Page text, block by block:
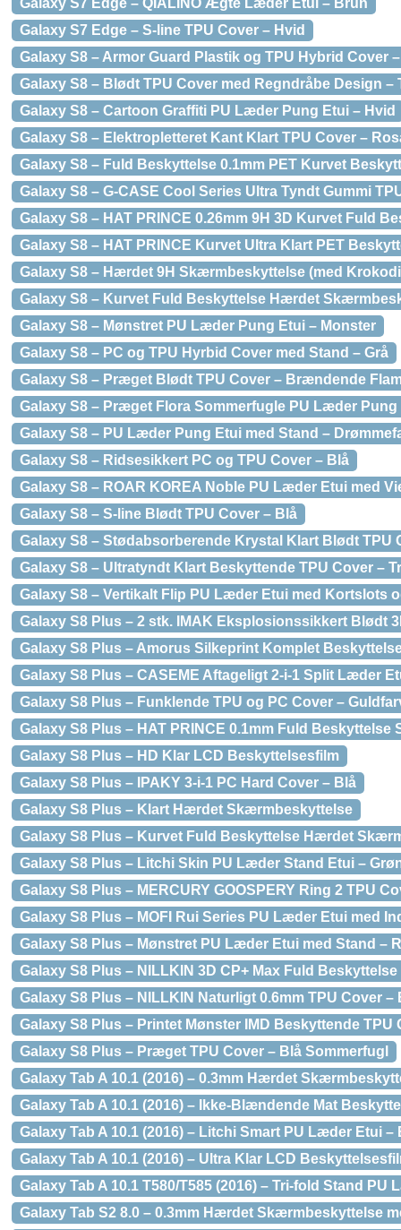
Galaxy S7 Edge – QIALINO Ægte Læder Etui – Brun
Galaxy S7 Edge – S-line TPU Cover – Hvid
Galaxy S8 – Armor Guard Plastik og TPU Hybrid Cover
Galaxy S8 – Blødt TPU Cover med Regndråbe Design –
Galaxy S8 – Cartoon Graffiti PU Læder Pung Etui – Hvid
Galaxy S8 – Elektropletteret Kant Klart TPU Cover –
Galaxy S8 – Fuld Beskyttelse 0.1mm PET Kurvet
Galaxy S8 – G-CASE Cool Series Ultra Tyndt Gummi
Galaxy S8 – HAT PRINCE 0.26mm 9H 3D Kurvet Fuld
Galaxy S8 – HAT PRINCE Kurvet Ultra Klart PET
Galaxy S8 – Hærdet 9H Skærmbeskyttelse (med
Galaxy S8 – Kurvet Fuld Beskyttelse Hærdet
Galaxy S8 – Mønstret PU Læder Pung Etui – Monster
Galaxy S8 – PC og TPU Hyrbid Cover med Stand – Grå
Galaxy S8 – Præget Blødt TPU Cover – Brændende
Galaxy S8 – Præget Flora Sommerfugle PU Læder Pung
Galaxy S8 – PU Læder Pung Etui med Stand –
Galaxy S8 – Ridsesikkert PC og TPU Cover – Blå
Galaxy S8 – ROAR KOREA Noble PU Læder Etui med
Galaxy S8 – S-line Blødt TPU Cover – Blå
Galaxy S8 – Stødabsorberende Krystal Klart Blødt TPU
Galaxy S8 – Ultratyndt Klart Beskyttende TPU Cover –
Galaxy S8 – Vertikalt Flip PU Læder Etui med Kortslots
Galaxy S8 Plus – 2 stk. IMAK Eksplosionssikkert Blødt
Galaxy S8 Plus – Amorus Silkeprint Komplet
Galaxy S8 Plus – CASEME Aftageligt 2-i-1 Split Læder
Galaxy S8 Plus – Funklende TPU og PC Cover –
Galaxy S8 Plus – HAT PRINCE 0.1mm Fuld
Galaxy S8 Plus – HD Klar LCD Beskyttelsesfilm
Galaxy S8 Plus – IPAKY 3-i-1 PC Hard Cover – Blå
Galaxy S8 Plus – Klart Hærdet Skærmbeskyttelse
Galaxy S8 Plus – Kurvet Fuld Beskyttelse Hærdet
Galaxy S8 Plus – Litchi Skin PU Læder Stand Etui –
Galaxy S8 Plus – MERCURY GOOSPERY Ring 2 TPU
Galaxy S8 Plus – MOFI Rui Series PU Læder Etui med
Galaxy S8 Plus – Mønstret PU Læder Etui med Stand –
Galaxy S8 Plus – NILLKIN 3D CP+ Max Fuld
Galaxy S8 Plus – NILLKIN Naturligt 0.6mm TPU Cover –
Galaxy S8 Plus – Printet Mønster IMD Beskyttende TPU
Galaxy S8 Plus – Præget TPU Cover – Blå Sommerfugl
Galaxy Tab A 10.1 (2016) – 0.3mm Hærdet
Galaxy Tab A 10.1 (2016) – Ikke-Blændende Mat
Galaxy Tab A 10.1 (2016) – Litchi Smart PU Læder Etui –
Galaxy Tab A 10.1 (2016) – Ultra Klar LCD
Galaxy Tab A 10.1 T580/T585 (2016) – Tri-fold Stand
Galaxy Tab S2 8.0 – 0.3mm Hærdet Skærmbeskyttelse